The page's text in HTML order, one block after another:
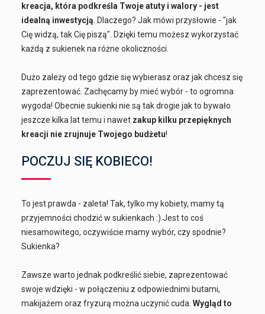
kreacja, która podkreśla Twoje atuty i walory - jest
idealną inwestycją . Dlaczego? Jak mówi przysłowie - "jak
Cię widzą, tak Cię piszą". Dzięki temu możesz wykorzystać
każdą z sukienek na różne okoliczności.
Dużo zależy od tego gdzie się wybierasz oraz jak chcesz się
zaprezentować. Zachęcamy by mieć wybór - to ogromna
wygoda! Obecnie sukienki nie są tak drogie jak to bywało
jeszcze kilka lat temu i nawet zakup kilku przepięknych
kreacji nie zrujnuje Twojego budżetu!
POCZUJ SIĘ KOBIECO!
To jest prawda - zaleta! Tak, tylko my kobiety, mamy tą
przyjemności chodzić w sukienkach :) Jest to coś
niesamowitego, oczywiście mamy wybór, czy spodnie?
Sukienka?
Zawsze warto jednak podkreślić siebie, zaprezentować
swoje wdzięki - w połączeniu z odpowiednimi butami,
makijażem oraz fryzurą można uczynić cuda.Wygląd to